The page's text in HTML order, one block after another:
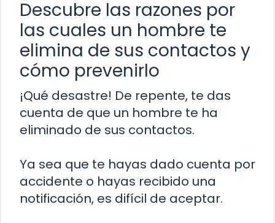
Descubre las razones por
las cuales un hombre te
elimina de sus contactos y
cómo prevenirlo
¡Qué desastre! De repente, te das
cuenta de que un hombre te ha
eliminado de sus contactos.
Ya sea que te hayas dado cuenta por
accidente o hayas recibido una
notificación, es difícil de aceptar.